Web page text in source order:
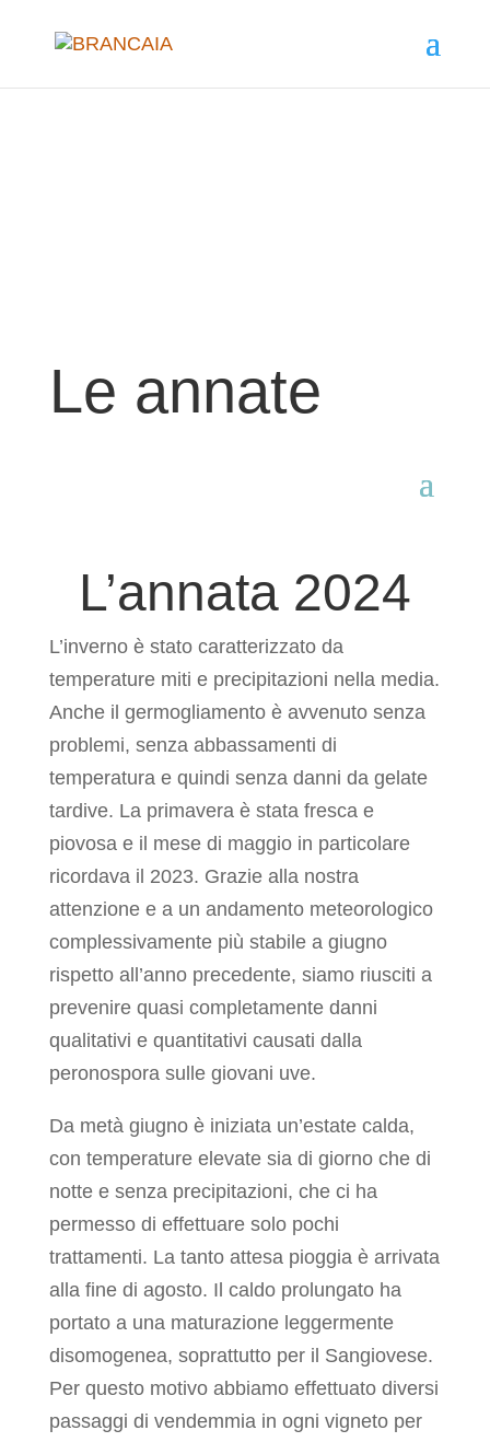
Le annate
L’annata 2024
L’inverno è stato caratterizzato da
temperature miti e precipitazioni nella media.
Anche il germogliamento è avvenuto senza
problemi, senza abbassamenti di
temperatura e quindi senza danni da gelate
tardive. La primavera è stata fresca e
piovosa e il mese di maggio in particolare
ricordava il 2023. Grazie alla nostra
attenzione e a un andamento meteorologico
complessivamente più stabile a giugno
rispetto all’anno precedente, siamo riusciti a
prevenire quasi completamente danni
qualitativi e quantitativi causati dalla
peronospora sulle giovani uve.
Da metà giugno è iniziata un’estate calda,
con temperature elevate sia di giorno che di
notte e senza precipitazioni, che ci ha
permesso di effettuare solo pochi
trattamenti. La tanto attesa pioggia è arrivata
alla fine di agosto. Il caldo prolungato ha
portato a una maturazione leggermente
disomogenea, soprattutto per il Sangiovese.
Per questo motivo abbiamo effettuato diversi
passaggi di vendemmia in ogni vigneto per